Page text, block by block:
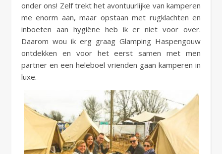
onder ons! Zelf trekt het avontuurlijke van kamperen
me enorm aan, maar opstaan met rugklachten en
inboeten aan hygiëne heb ik er niet voor over.
Daarom wou ik erg graag Glamping Haspengouw
ontdekken en voor het eerst samen met men
partner en een heleboel vrienden gaan kamperen in
luxe.